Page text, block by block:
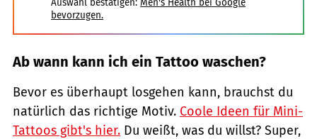
bevorzugen.
Ab wann kann ich ein Tattoo waschen?
Bevor es überhaupt losgehen kann, brauchst du
natürlich das richtige Motiv. Coole Ideen für Mini-
Tattoos gibt's hier. Du weißt, was du willst? Super,